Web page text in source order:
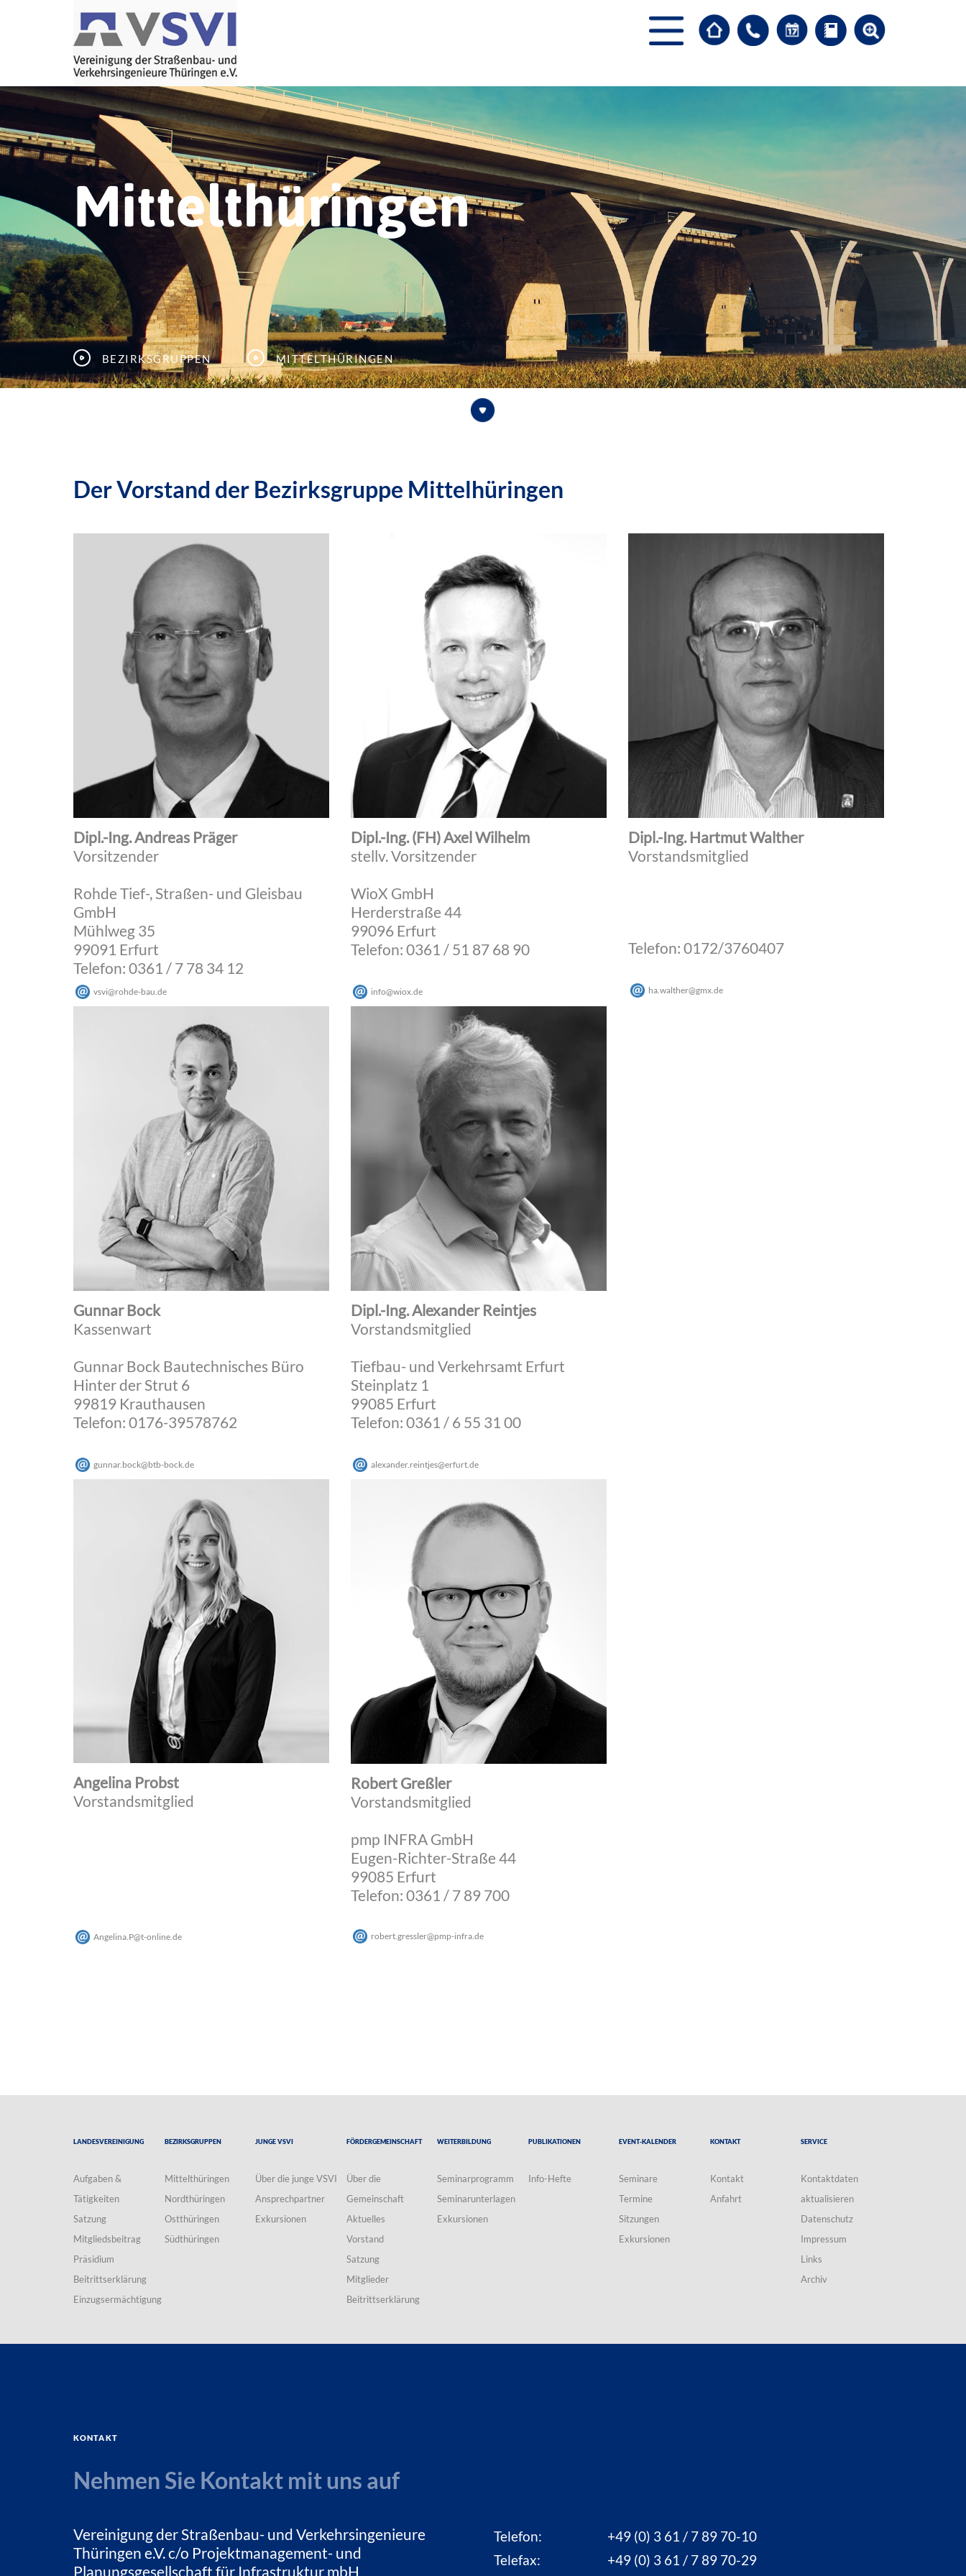
Mittelthüringen
Bezirksgruppen Mittelthüringen
Der Vorstand der Bezirksgruppe Mittelhüringen
Dipl.-Ing. Andreas Präger
Vorsitzender
Rohde Tief-, Straßen- und Gleisbau
GmbH
Mühlweg 35
99091 Erfurt
Telefon: 0361 / 7 78 34 12
vsvi@rohde-bau de
Dipl.-Ing. (FH) Axel Wilhelm
stellv. Vorsitzender
WioX GmbH
Herderstraße 44
99096 Erfurt
Telefon: 0361 / 51 87 68 90
info@wiox .de
Dipl.-Ing. Hartmut Walther
Vorstandsmitglied
Telefon: 0172/3760407
ha.walther@gmx.de
Gunnar Bock
Kassenwart
Gunnar Bock Bautechnisches Büro
Hinter der Strut 6
99819 Krauthausen
Telefon: 0176-39578762
gunnar.bock@btb-bock de
Dipl.-Ing. Alexander Reintjes
Vorstandsmitglied
Tiefbau- und Verkehrsamt Erfurt
Steinplatz 1
99085 Erfurt
Telefon: 0361 / 6 55 31 00
alexander.reintjes@erfurt .de
Angelina Probst
Vorstandsmitglied
Angelina.P@t-online.de
Robert Greßler
Vorstandsmitglied
pmp INFRA GmbH
Eugen-Richter-Straße 44
99085 Erfurt
Telefon: 0361 / 7 89 700
robert.gressler@pmp-infra .de
Landesvereinigung
Aufgaben &
Tätigkeiten
Satzung
Mitgliedsbeitrag
Präsidium
Beitrittserklärung
Einzugsermächtigung
Bezirksgruppen
Mittelthüringen
Nordthüringen
Ostthüringen
Südthüringen
Junge VSVI
Über die junge VSVI
Ansprechpartner
Exkursionen
Fördergemeinschaft
Über die
Gemeinschaft
Aktuelles
Vorstand
Satzung
Mitglieder
Beitrittserklärung
Weiterbildung
Seminarprogramm
Seminarunterlagen
Exkursionen
Publikationen
Info-Hefte
Event-Kalender
Seminare
Termine
Sitzungen
Exkursionen
Kontakt
Kontakt
Anfahrt
Service
Kontaktdaten
aktualisieren
Datenschutz
Impressum
Links
Archiv
Kontakt
Nehmen Sie Kontakt mit uns auf
Vereinigung der Straßenbau- und Verkehrsingenieure
Thüringen e.V. c/o Projektmanagement- und
Planungsgesellschaft für Infrastruktur mbH
Telefon:
+49 (0) 3 61 / 7 89 70-10
Telefax:
+49 (0) 3 61 / 7 89 70-29